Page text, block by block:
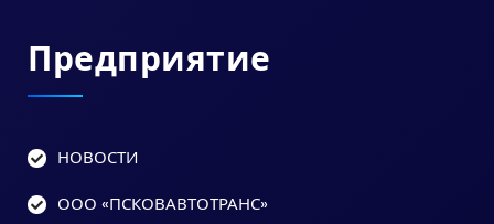
Предприятие
НОВОСТИ
ООО «ПСКОВАВТОТРАНС»